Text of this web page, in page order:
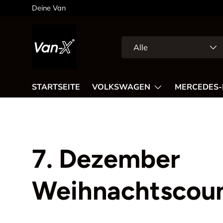
Deine Van
Alle
STARTSEITE VOLKSWAGEN
7. Dezember